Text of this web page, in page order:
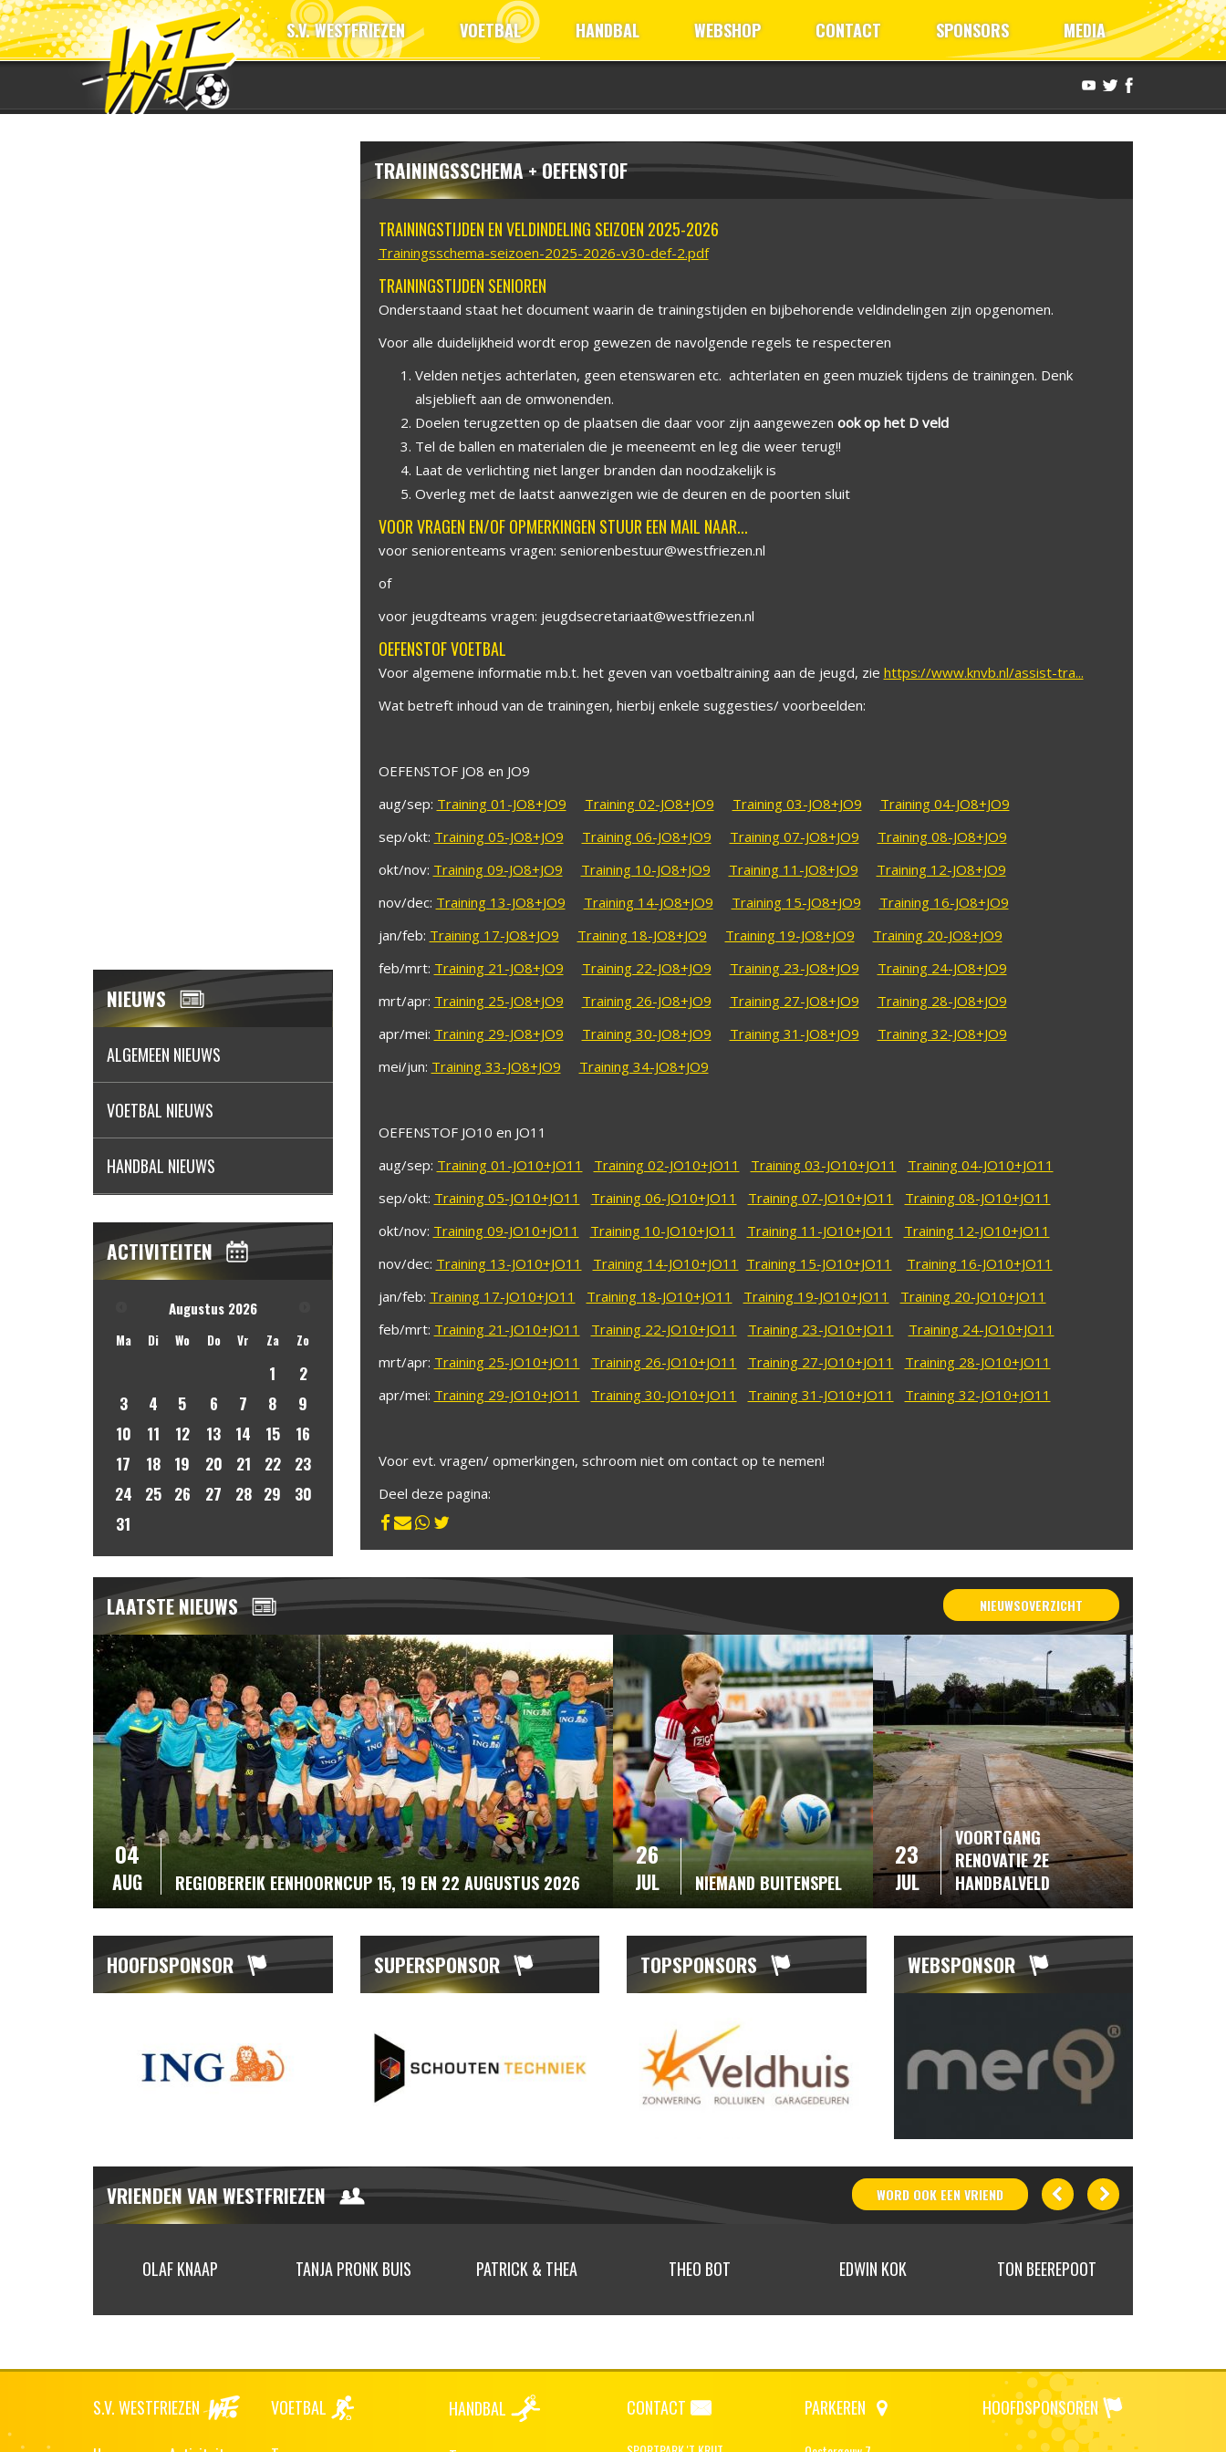
S.V. WESTFRIEZEN VOETBAL HANDBAL WEBSHOP CONTACT SPONSORS MEDIA
NIEUWS
ALGEMEEN NIEUWS
VOETBAL NIEUWS
HANDBAL NIEUWS
ACTIVITEITEN
Augustus 2026
Ma Di Wo Do Vr Za Zo
1
2
3
4 5 6 7 8
9
10
11 12 13 14 15
16
17
18 19 20 21 22
23
24
25 26 27 28 29
30
31
TRAININGSSCHEMA + OEFENSTOF
TRAININGSTIJDEN EN VELDINDELING SEIZOEN 2025-2026
Trainingsschema-seizoen-2025-2026-v30-def-2.pdf
TRAININGSTIJDEN SENIOREN
Onderstaand staat het document waarin de trainingstijden en bijbehorende veldindelingen zijn opgenomen.
Voor alle duidelijkheid wordt erop gewezen de navolgende regels te respecteren
Velden netjes achterlaten, geen etenswaren etc. achterlaten en geen muziek tijdens de trainingen. Denk
alsjeblieft aan de omwonenden.
Doelen terugzetten op de plaatsen die daar voor zijn aangewezen ook op het D veld
Tel de ballen en materialen die je meeneemt en leg die weer terug!!
Laat de verlichting niet langer branden dan noodzakelijk is
Overleg met de laatst aanwezigen wie de deuren en de poorten sluit
VOOR VRAGEN EN/OF OPMERKINGEN STUUR EEN MAIL NAAR...
voor seniorenteams vragen: seniorenbestuur@westfriezen.nl
of
voor jeugdteams vragen: jeugdsecretariaat@westfriezen.nl
OEFENSTOF VOETBAL
Voor algemene informatie m.b.t. het geven van voetbaltraining aan de jeugd, zie https://www.knvb.nl/assist-tra...
Wat betreft inhoud van de trainingen, hierbij enkele suggesties/ voorbeelden:
OEFENSTOF JO8 en JO9
aug/sep: Training 01-JO8+JO9 Training 02-JO8+JO9 Training 03-JO8+JO9
Training 04-JO8+JO9
sep/okt: Training 05-JO8+JO9 Training 06-JO8+JO9 Training 07-JO8+JO9
Training 08-JO8+JO9
okt/nov: Training 09-JO8+JO9 Training 10-JO8+JO9 Training 11-JO8+JO9
Training 12-JO8+JO9
nov/dec: Training 13-JO8+JO9 Training 14-JO8+JO9 Training 15-JO8+JO9
Training 16-JO8+JO9
jan/feb: Training 17-JO8+JO9 Training 18-JO8+JO9 Training 19-JO8+JO9
Training 20-JO8+JO9
feb/mrt: Training 21-JO8+JO9 Training 22-JO8+JO9 Training 23-JO8+JO9
Training 24-JO8+JO9
mrt/apr: Training 25-JO8+JO9 Training 26-JO8+JO9 Training 27-JO8+JO9
Training 28-JO8+JO9
apr/mei: Training 29-JO8+JO9 Training 30-JO8+JO9 Training 31-JO8+JO9
Training 32-JO8+JO9
mei/jun: Training 33-JO8+JO9 Training 34-JO8+JO9
OEFENSTOF JO10 en JO11
aug/sep: Training 01-JO10+JO11 Training 02-JO10+JO11 Training 03-JO10+JO11
Training 04-JO10+JO11
sep/okt: Training 05-JO10+JO11 Training 06-JO10+JO11 Training 07-JO10+JO11
Training 08-JO10+JO11
okt/nov: Training 09-JO10+JO11 Training 10-JO10+JO11 Training 11-JO10+JO11
Training 12-JO10+JO11
nov/dec: Training 13-JO10+JO11 Training 14-JO10+JO11 Training 15-JO10+JO11
Training 16-JO10+JO11
jan/feb: Training 17-JO10+JO11 Training 18-JO10+JO11 Training 19-JO10+JO11
Training 20-JO10+JO11
feb/mrt: Training 21-JO10+JO11 Training 22-JO10+JO11 Training 23-JO10+JO11
Training 24-JO10+JO11
mrt/apr: Training 25-JO10+JO11 Training 26-JO10+JO11 Training 27-JO10+JO11
Training 28-JO10+JO11
apr/mei: Training 29-JO10+JO11 Training 30-JO10+JO11 Training 31-JO10+JO11 Training 32-JO10+JO11
Voor evt. vragen/ opmerkingen, schroom niet om contact op te nemen!
Deel deze pagina:
LAATSTE NIEUWS NIEUWSOVERZICHT
04
AUG REGIOBEREIK EENHOORNCUP 15, 19 EN 22 AUGUSTUS 2026
26
JUL NIEMAND BUITENSPEL
23
JUL
VOORTGANG
RENOVATIE 2E
HANDBALVELD
HOOFDSPONSOR SUPERSPONSOR TOPSPONSORS WEBSPONSOR
VRIENDEN VAN WESTFRIEZEN WORD OOK EENVRIEND
OLAF KNAAP TANJA PRONK BUIS PATRICK & THEA THEO BOT EDWIN KOK TON BEEREPOOT
S.V. WESTFRIEZEN VOETBAL HANDBAL CONTACT PARKEREN HOOFDSPONSOREN